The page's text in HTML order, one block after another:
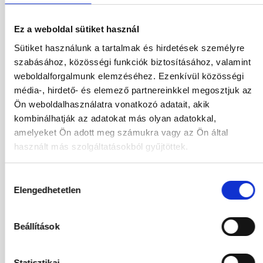
Ez a weboldal sütiket használ
Sütiket használunk a tartalmak és hirdetések személyre
szabásához, közösségi funkciók biztosításához, valamint
weboldalforgalmunk elemzéséhez. Ezenkívül közösségi
média-, hirdető- és elemező partnereinkkel megosztjuk az
Ön weboldalhasználatra vonatkozó adatait, akik
kombinálhatják az adatokat más olyan adatokkal,
amelyeket Ön adott meg számukra vagy az Ön által
használt más szolgáltatásokból gyűjtöttek.
kiválasztása
Elengedhetetlen
Beállítások
2Felnőttek, 0 Gyermekek
03.11.2026 - 07.11.2026(4 Éjszaka)
BudapestJáratinformációk
Kétágyas Standard Medencére Néző Szoba
All Inclusive
695 060HUF
2Felnőttek,0 Gyermekek Kiválasztás
Budapest Járatinformációk
Kétágyas Standard Medencére Néző Szoba
618 656HUF